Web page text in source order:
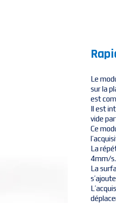
Le
sur la
est
Il est
vide
Ce
La
4mm/s.
La